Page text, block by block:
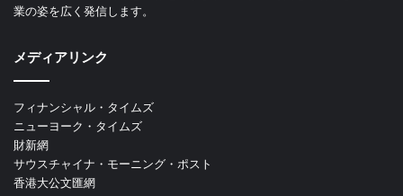
業の姿を広く発信します。
メディアリンク
フィナンシャル・タイムズ
ニューヨーク・タイムズ
財新網
サウスチャイナ・モーニング・ポスト
香港大公文匯網